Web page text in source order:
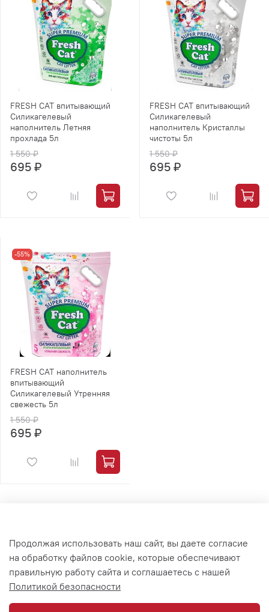
FRESH CAT впитывающий
Силикагелевый
наполнитель Летняя
прохлада 5л
1 550 ₽
695 ₽
FRESH CAT впитывающий
Силикагелевый
наполнитель Кристаллы
чистоты 5л
1 550 ₽
695 ₽
-55%
FRESH CAT наполнитель
впитывающий
Силикагелевый Утренняя
свежесть 5л
1 550 ₽
695 ₽
Публичная оферта
Политика конфиденциальности
Доставка и оплата
Гарантия и возврат
Продолжая использовать наш сайт, вы даете согласие
на обработку файлов cookie, которые обеспечивают
правильную работу сайта и соглашаетесь с нашей
Политикой безопасности